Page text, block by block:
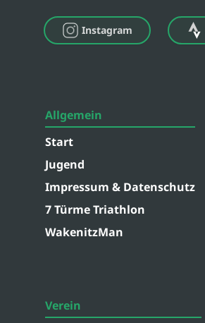
Instagram
Allgemein
Start
Jugend
Impressum & Datenschutz
7 Türme Triathlon
WakenitzMan
Verein